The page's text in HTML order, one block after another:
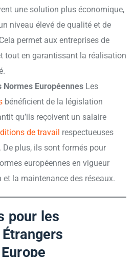
une solution plus économique,
niveau élevé de qualité et de
permet aux entreprises de
tout en garantissant la réalisation
Européennes Les
bénéficient de la législation
qu’ils reçoivent un salaire
de travail respectueuses
plus, ils sont formés pour
européennes en vigueur
la maintenance des réseaux.
pour les